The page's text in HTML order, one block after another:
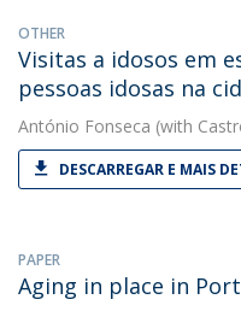
OTHER
Visitas a idosos em
pessoas idosas na
António Fonseca (with
DESCARREGAR E MAIS
PAPER
Aging in place in